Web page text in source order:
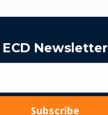
ECD Newsletter
Subscribe